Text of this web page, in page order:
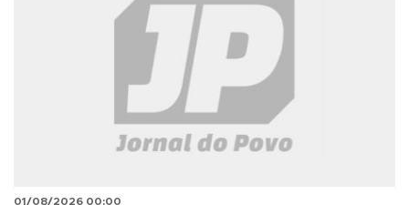
01/08/2026 00:00